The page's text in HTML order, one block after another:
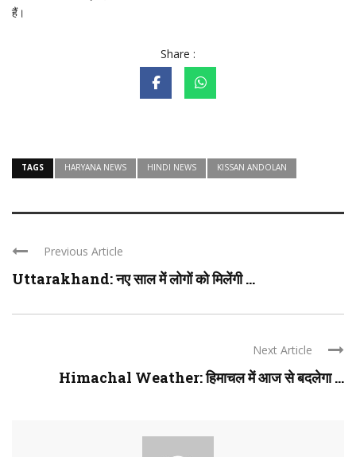
हैं।
Share :
TAGS HARYANA NEWS HINDI NEWS KISSAN ANDOLAN
Previous Article
Uttarakhand: नए साल में लोगों को मिलेंगी ...
Next Article
Himachal Weather: हिमाचल में आज से बदलेगा ...